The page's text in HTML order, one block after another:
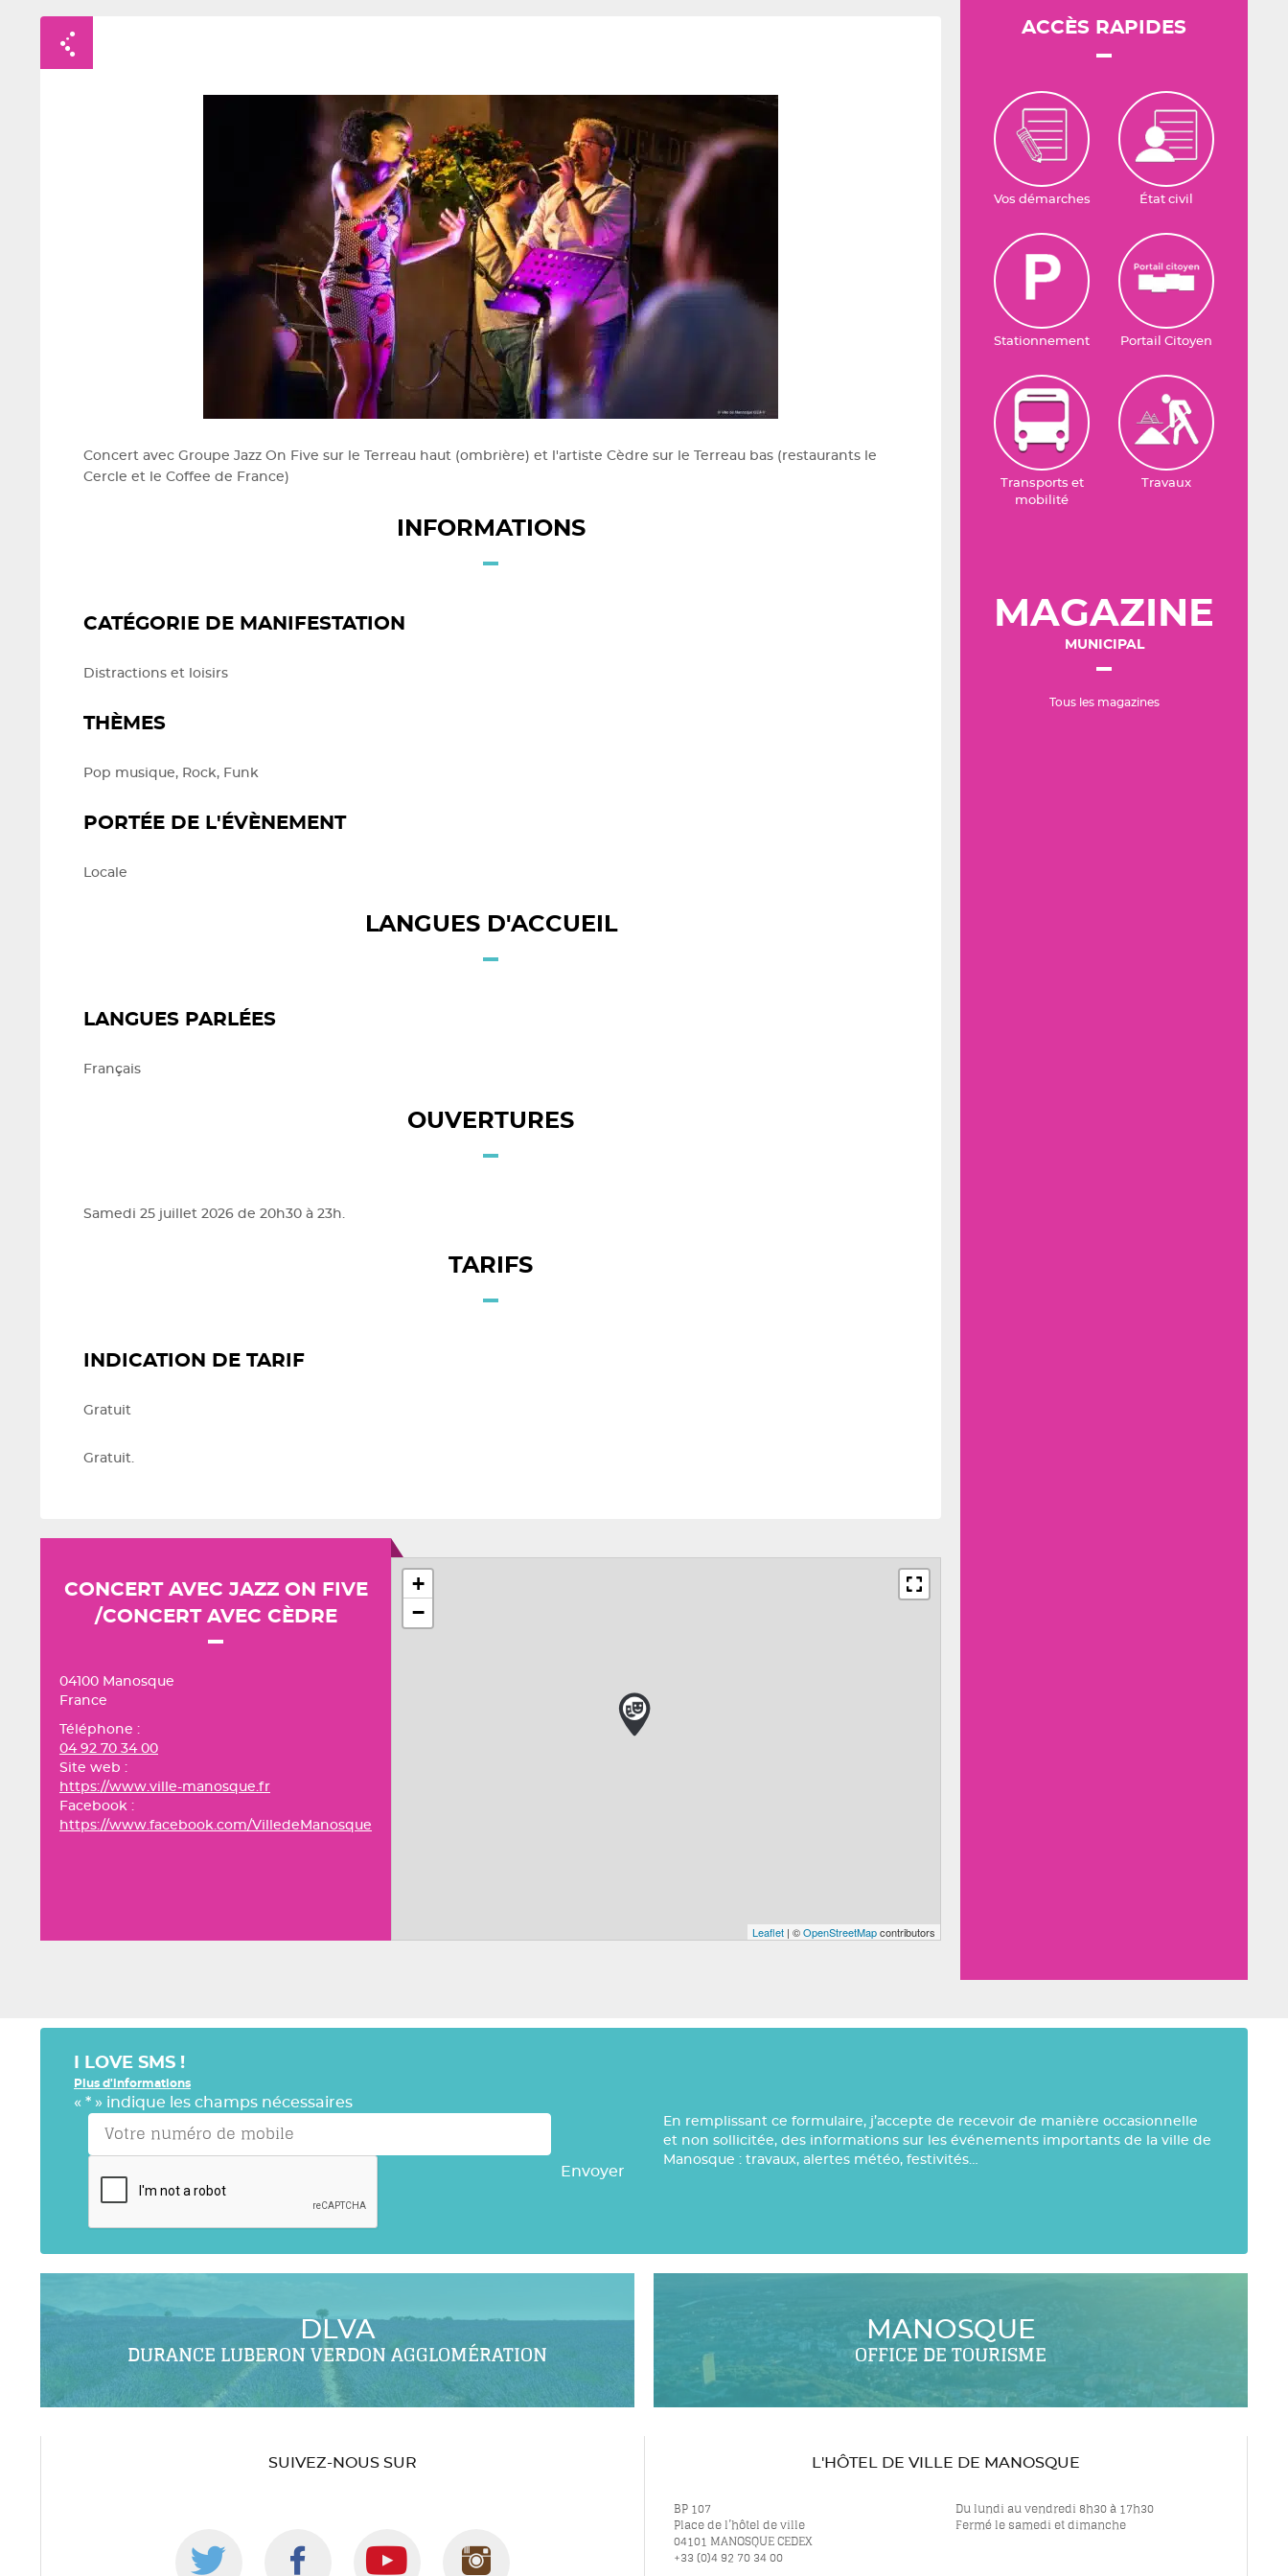
Concert avec Groupe Jazz On Five sur le Terreau haut (ombrière) et l'artiste Cèdre sur le Terreau bas (restaurants le
Cercle et le Coffee de France)
INFORMATIONS
CATÉGORIE DE MANIFESTATION
Distractions et loisirs
THÈMES
Pop musique, Rock, Funk
PORTÉE DE L'ÉVÈNEMENT
Locale
LANGUES D'ACCUEIL
LANGUES PARLÉES
Français
OUVERTURES
Samedi 25 juillet 2026 de 20h30 à 23h.
TARIFS
INDICATION DE TARIF
Gratuit
Gratuit.
CONCERT AVEC JAZZ ON FIVE
/CONCERT AVEC CÈDRE
04100 Manosque
France
Téléphone :
04 92 70 34 00
Site web :
https://www.ville-manosque.fr
Facebook :
https://www.facebook.com/VilledeManosque
+
−
Leaflet | ©OpenStreetMapcontributors
ACCÈS RAPIDES
Vos démarches État civil
Stationnement Portail Citoyen
Transports et
mobilité
Travaux
MAGAZINE
MUNICIPAL
Tous les magazines
I LOVE SMS !
Plus d'informations
« * » indique les champs nécessaires
Envoyer
En remplissant ce formulaire, j’accepte de recevoir de manière occasionnelle
et non sollicitée, des informations sur les événements importants de la ville de
Manosque : travaux, alertes météo, festivités…
DLVA
DURANCE LUBERON VERDON AGGLOMÉRATION
MANOSQUE
OFFICE DE TOURISME
SUIVEZ-NOUS SUR
Suivez-Suivez-Suivez-Suivez-
L'HÔTEL DE VILLE DE MANOSQUE
BP 107
Place de l’hôtel de ville
04101 MANOSQUE CEDEX
+33 (0)4 92 70 34 00
Du lundi au vendredi 8h30 à 17h30
Fermé le samedi et dimanche